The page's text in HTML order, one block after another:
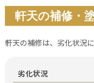
軒天の補修・
軒天の補修は、劣化状況
劣化状況